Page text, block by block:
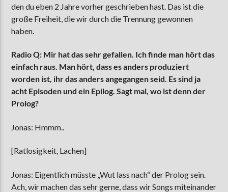
den du eben 2 Jahre vorher geschrieben hast. Das ist die
große Freiheit, die wir durch die Trennung gewonnen
haben.
Radio Q: Mir hat das sehr gefallen. Ich finde man hört das
einfach raus. Man hört, dass es anders produziert
worden ist, ihr das anders angegangen seid. Es sind ja
acht Episoden und ein Epilog. Sagt mal, wo ist denn der
Prolog?
Jonas: Hmmm..
[Ratlosigkeit, Lachen]
Jonas: Eigentlich müsste „Wut lass nach“ der Prolog sein.
Ach, wir machen das sehr gerne, dass wir Songs miteinander